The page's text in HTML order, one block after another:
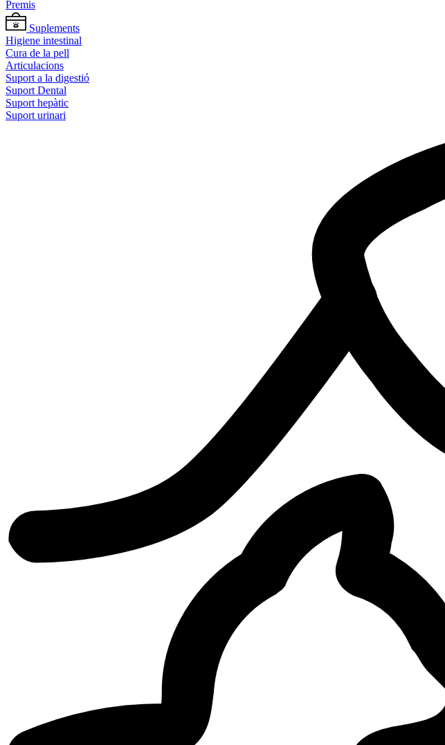
Premis
Suplements
Higiene intestinal
Cura de la pell
Articulacions
Suport a la digestió
Suport Dental
Suport hepàtic
Suport urinari